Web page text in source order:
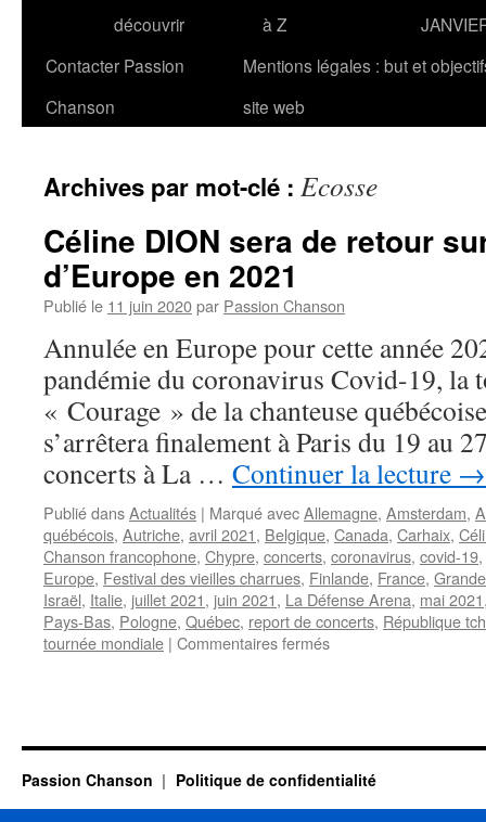
découvrir
à Z
Contacter Passion
Chanson
Mentions légales : but et
site web
Archives par mot-clé : Ecosse
Céline DION sera de retour
d’Europe en 2021
Publié le 11 juin 2020par Passion Chanson
Annulée en Europe pour cette année
pandémie du coronavirus Covid-19, la
« Courage » de la chanteuse
s’arrêtera finalement à Paris du 19 au
concerts à La … Continuer la lecture →
Publié dansActualités | Marqué avecAllemagne, Amsterdam,
québécois, Autriche, avril 2021, Belgique, Canada, Carhaix,
Chanson francophone, Chypre, concerts, coronavirus, covid-19,
Europe, Festival des vieilles charrues, Finlande, France,
Israël, Italie, juillet 2021, juin 2021, La Défense Arena, mai 2021
Pays-Bas, Pologne, Québec, report de concerts, République
tournée mondiale | Commentaires ferméssur
retour
sur
les
scènes
Passion Chanson Politique de confidentialité